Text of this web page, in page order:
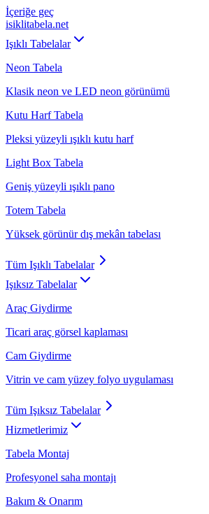
İçeriğe geç
isiklitabela.net
Işıklı Tabelalar
Neon Tabela
Klasik neon ve LED neon görünümü
Kutu Harf Tabela
Pleksi yüzeyli ışıklı kutu harf
Light Box Tabela
Geniş yüzeyli ışıklı pano
Totem Tabela
Yüksek görünür dış mekân tabelası
Tüm Işıklı Tabelalar
Işıksız Tabelalar
Araç Giydirme
Ticari araç görsel kaplaması
Cam Giydirme
Vitrin ve cam yüzey folyo uygulaması
Tüm Işıksız Tabelalar
Hizmetlerimiz
Tabela Montaj
Profesyonel saha montajı
Bakım & Onarım